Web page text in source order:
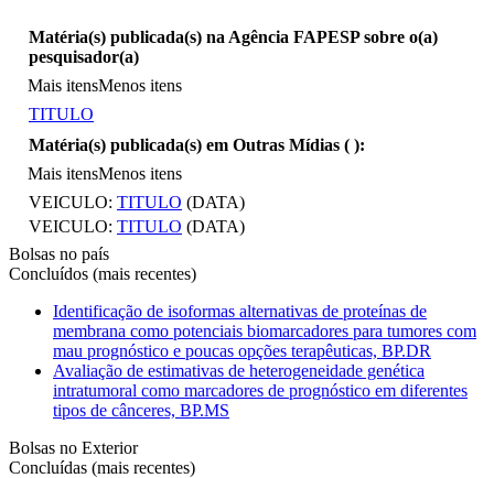
Matéria(s) publicada(s) na Agência FAPESP sobre o(a)
pesquisador(a)
Mais itensMenos itens
TITULO
Matéria(s) publicada(s) em Outras Mídias ( ):
Mais itensMenos itens
VEICULO: TITULO (DATA)
VEICULO: TITULO (DATA)
Bolsas no país
Concluídos (mais recentes)
Identificação de isoformas alternativas de proteínas de
membrana como potenciais biomarcadores para tumores com
mau prognóstico e poucas opções terapêuticas, BP.DR
Avaliação de estimativas de heterogeneidade genética
intratumoral como marcadores de prognóstico em diferentes
tipos de cânceres, BP.MS
Bolsas no Exterior
Concluídas (mais recentes)